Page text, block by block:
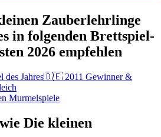
Zauberlehrlinge
in folgenden Brettspiel-
2026 empfehlen
des Jahres🇩🇪 2011 Gewinner &
Murmelspiele
Die kleinen